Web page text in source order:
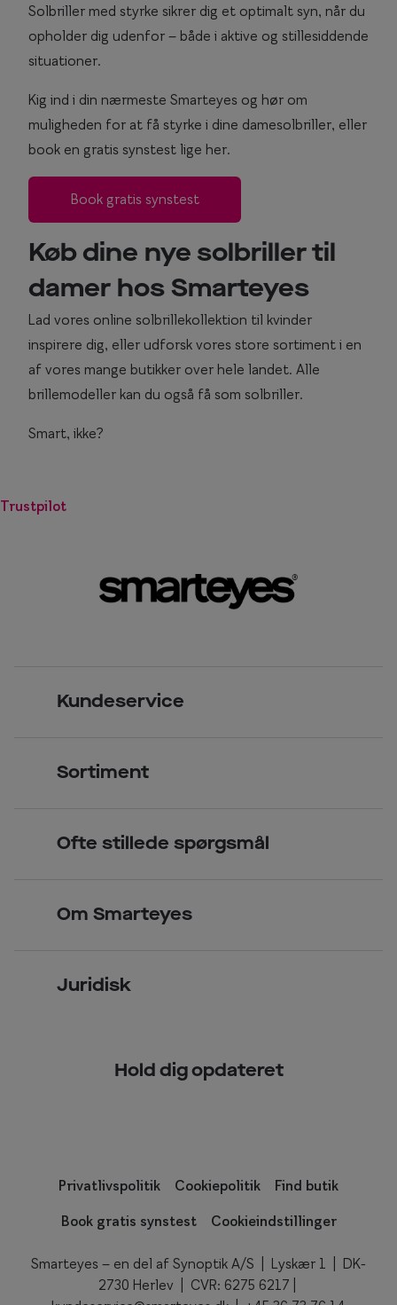
Solbriller med styrke sikrer dig et optimalt syn, når du
opholder dig udenfor – både i aktive og stillesiddende
situationer.
Kig ind i din nærmeste Smarteyes og hør om
muligheden for at få styrke i dine damesolbriller, eller
book en gratis synstest lige her.
Book gratis synstest
Køb dine nye solbriller til
damer hos Smarteyes
Lad vores online solbrillekollektion til kvinder
inspirere dig, eller udforsk vores store sortiment i en
af vores mange butikker over hele landet. Alle
brillemodeller kan du også få som solbriller.
Smart, ikke?
Trustpilot
Kundeservice
Smarteyes Erhverv / B2B
Se nuværende tilbud
Sortiment
Ofte stillede spørgsmål
Om Smarteyes
Juridisk
Cookiepolitik
Hold dig opdateret
Privatlivspolitik Cookiepolitik Find butik
Book gratis synstest Cookieindstillinger
Smarteyes – en del af Synoptik A/S | Lyskær 1 | DK-
2730 Herlev | CVR: 6275 6217 |